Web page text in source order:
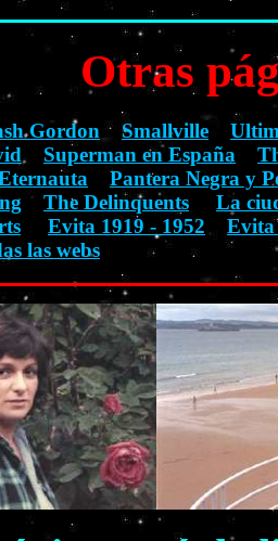
Otras
Gordon Smallville
Superman en España
Pantera Negra y
The Delinquents
La
Evita 1919 - 1952
Evita
las webs